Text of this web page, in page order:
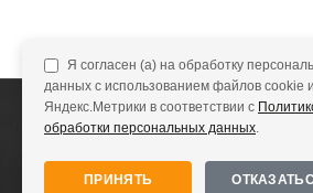
2011Все Колёса Интернет-магазин шин
Сайт не является публичной офертой,
Я согласен (а) на обработку
данных с использованием файлов cookie и
Яндекс.Метрики в соответствии с
обработки персональных данных.
ПРИНЯТЬ